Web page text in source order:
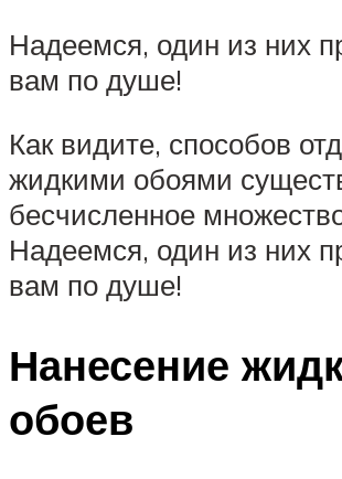
Надеемся, один из них
вам по душе!
Как видите, способов
жидкими обоями
бесчисленное
Надеемся, один из них
вам по душе!
Нанесение
обоев